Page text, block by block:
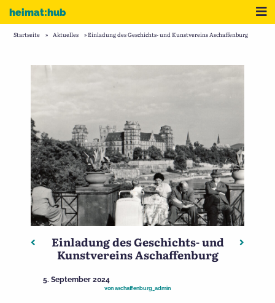
Zum Inhalt
heimat:hub
Startseite » Aktuelles »Einladung des Geschichts- und Kunstvereins Aschaffenburg
Beitragsnavigation
Vorheriger: Fachtagung „Friedhöfe neu denken“
Einladung des Geschichts- und
Kunstvereins Aschaffenburg
5. September 2024
von aschaffenburg_admin